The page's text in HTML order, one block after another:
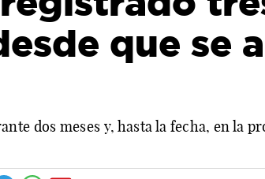
que se
dos meses y, hasta la fecha, en la